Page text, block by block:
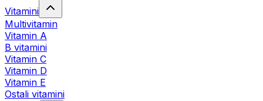
Vitamini
Multivitamin
Vitamin A
B vitamini
Vitamin C
Vitamin D
Vitamin E
Ostali vitamini